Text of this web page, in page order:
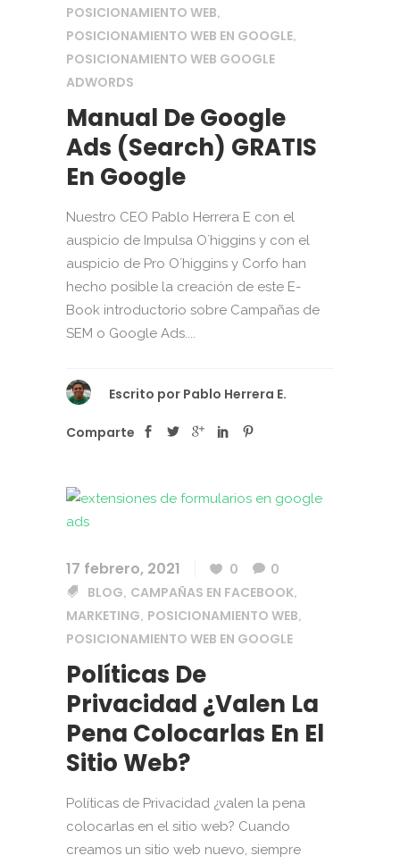
POSICIONAMIENTO WEB,
POSICIONAMIENTO WEB EN GOOGLE,
POSICIONAMIENTO WEB GOOGLE
ADWORDS
Manual De Google
Ads (Search) GRATIS
En Google
Nuestro CEO Pablo Herrera E con el
auspicio de Impulsa O´higgins y con el
auspicio de Pro O´higgins y Corfo han
hecho posible la creación de este E-
Book introductorio sobre Campañas de
SEM o Google Ads....
Escrito por Pablo Herrera E.
Comparte
17 febrero, 2021 0
0
BLOG, CAMPAÑAS EN FACEBOOK,
MARKETING, POSICIONAMIENTO WEB,
POSICIONAMIENTO WEB EN GOOGLE
Políticas De
Privacidad ¿valen La
Pena Colocarlas En El
Sitio Web?
Políticas de Privacidad ¿valen la pena
colocarlas en el sitio web? Cuando
creamos un sitio web nuevo, siempre